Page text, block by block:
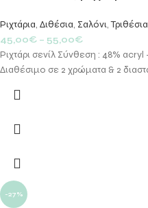
Ριχτάρια, Διθέσια, Σαλόνι, Τριθέσια
45,00€ – 55,00€
Ριχτάρι σενίλ Σύνθεση : 48%
Διαθέσιμο σε 2 χρώματα & 2
-27%